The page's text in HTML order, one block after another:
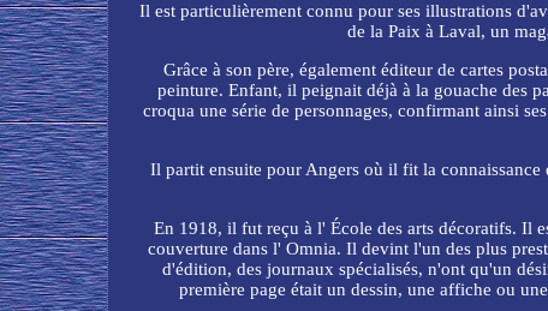
Il est particulièrement connu pour ses illustrations
de la Paix à Laval, un
Grâce à son père, également éditeur de cartes
peinture. Enfant, il peignait déjà à la gouache des
croqua une série de personnages, confirmant ainsi
Il partit ensuite pour Angers où il fit la
En 1918, il fut reçu à l' École des arts décoratifs. Il
couverture dans l' Omnia. Il devint l'un des plus
d'édition, des journaux spécialisés, n'ont qu'un
première page était un dessin, une affiche ou